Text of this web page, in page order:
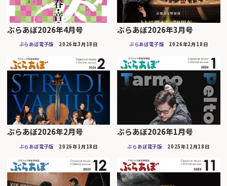
ぶらあぼ2026年4月号
ぶらあぼ電子版 2026年3月18日
ぶらあぼ2026年3月号
ぶらあぼ電子版 2026年2月18日
ぶらあぼ2026年2月号
ぶらあぼ電子版 2026年1月18日
ぶらあぼ2026年1月号
ぶらあぼ電子版 2025年12月18日